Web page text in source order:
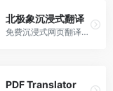
北极象沉浸式翻译
免费沉浸式网页翻译工具，专注于阅读体验。面向普通用户，提供网页双语翻译、文档翻译等服务，免费使用，翻译质量高。
PDF Translator